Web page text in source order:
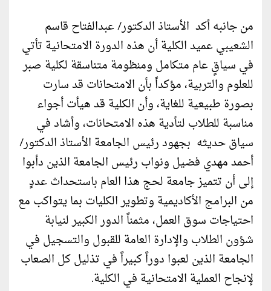
من جانبه أكد الأستاذ الدكتور/ عبدالفتاح قاسم
الشعيبي عميد الكلية أن هذه الدورة الامتحانية تأتي
في سياقٍ عام متكامل ومنظومة متناسقة لكلية صبر
للعلوم والتربية، مؤكداً بأن الامتحانات قد سارت
بصورة طبيعية للغاية، وأن الكلية قد هيأت أجواء
مناسبة للطلاب لتأدية هذه الامتحانات، وأشاد في
سياق حديثه بجهود رئيس الجامعة الأستاذ الدكتور/
أحمد مهدي فضيل ونواب رئيس الجامعة الذين دأبوا
إلى أن تتميز جامعة لحج هذا العام باستحداث عددٍ
من البرامج الأكاديمية وتطوير الكليات بما يتواكب مع
احتياجات سوق العمل، مثمناً الدور الكبير لنيابة
شؤون الطلاب والإدارة العامة للقبول والتسجيل في
الجامعة الذين لعبوا دوراً كبيراً في تذليل كل الصعاب
لإنجاح العملية الامتحانية في الكلية.